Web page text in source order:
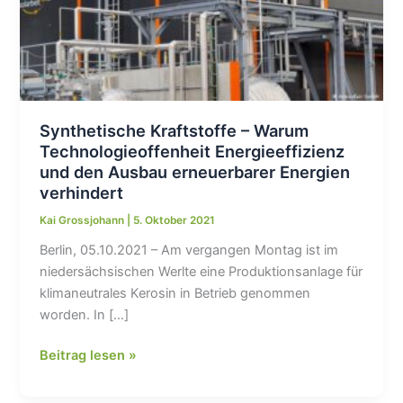
Synthetische Kraftstoffe – Warum
Technologieoffenheit Energieeffizienz
und den Ausbau erneuerbarer Energien
verhindert
Kai Grossjohann 5. Oktober 2021
Berlin, 05.10.2021 – Am vergangen Montag ist im
niedersächsischen Werlte eine Produktionsanlage für
klimaneutrales Kerosin in Betrieb genommen
worden. In […]
Synthetische
Beitrag lesen »